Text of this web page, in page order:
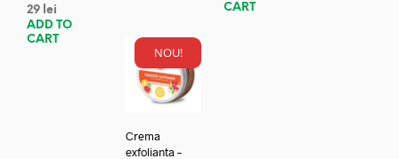
29 lei
ADD TO
CART
CART
NOU!
Crema
exfolianta –